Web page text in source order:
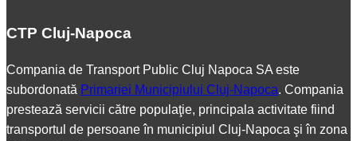
CTP Cluj-Napoca
Compania de Transport Public Cluj Napoca SA este
subordonată Primariei Municipiului Cluj-Napoca. Compania
prestează servicii către populaţie, principala activitate fiind
transportul de persoane în municipiul Cluj-Napoca şi în zona